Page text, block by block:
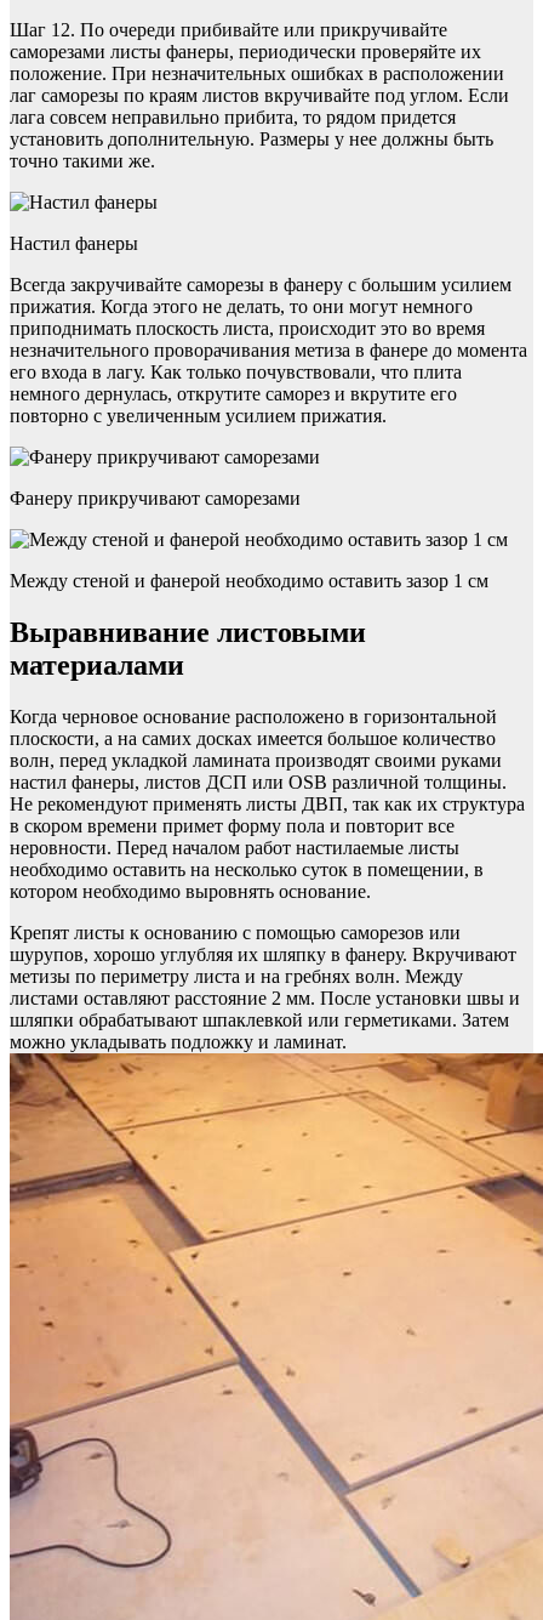
Шаг 12. По очереди прибивайте или прикручивайте
саморезами листы фанеры, периодически проверяйте их
положение. При незначительных ошибках в расположении
лаг саморезы по краям листов вкручивайте под углом. Если
лага совсем неправильно прибита, то рядом придется
установить дополнительную. Размеры у нее должны быть
точно такими же.
Настил фанеры
Всегда закручивайте саморезы в фанеру с большим усилием
прижатия. Когда этого не делать, то они могут немного
приподнимать плоскость листа, происходит это во время
незначительного проворачивания метиза в фанере до момента
его входа в лагу. Как только почувствовали, что плита
немного дернулась, открутите саморез и вкрутите его
повторно с увеличенным усилием прижатия.
Фанеру прикручивают саморезами
Между стеной и фанерой необходимо оставить зазор 1 см
Выравнивание листовыми
материалами
Когда черновое основание расположено в горизонтальной
плоскости, а на самих досках имеется большое количество
волн, перед укладкой ламината производят своими руками
настил фанеры, листов ДСП или OSB различной толщины.
Не рекомендуют применять листы ДВП, так как их структура
в скором времени примет форму пола и повторит все
неровности. Перед началом работ настилаемые листы
необходимо оставить на несколько суток в помещении, в
котором необходимо выровнять основание.
Крепят листы к основанию с помощью саморезов или
шурупов, хорошо углубляя их шляпку в фанеру. Вкручивают
метизы по периметру листа и на гребнях волн. Между
листами оставляют расстояние 2 мм. После установки швы и
шляпки обрабатывают шпаклевкой или герметиками. Затем
можно укладывать подложку и ламинат.